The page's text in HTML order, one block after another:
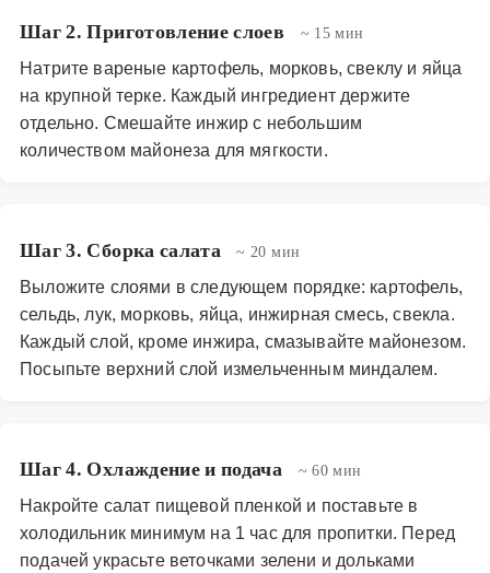
Шаг 2. Приготовление слоев ~ 15 мин
Натрите вареные картофель, морковь, свеклу и яйца
на крупной терке. Каждый ингредиент держите
отдельно. Смешайте инжир с небольшим
количеством майонеза для мягкости.
Шаг 3. Сборка салата ~ 20 мин
Выложите слоями в следующем порядке: картофель,
сельдь, лук, морковь, яйца, инжирная смесь, свекла.
Каждый слой, кроме инжира, смазывайте майонезом.
Посыпьте верхний слой измельченным миндалем.
Шаг 4. Охлаждение и подача ~ 60 мин
Накройте салат пищевой пленкой и поставьте в
холодильник минимум на 1 час для пропитки. Перед
подачей украсьте веточками зелени и дольками